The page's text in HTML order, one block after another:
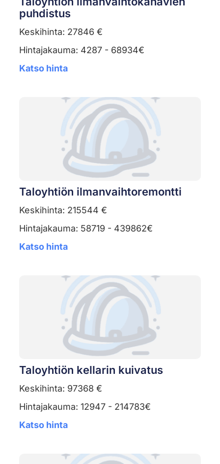
puhdistus
Keskihinta: 27846 €
Hintajakauma: 4287 - 68934€
Katso hinta
Taloyhtiön ilmanvaihtoremontti
Keskihinta: 215544 €
Hintajakauma: 58719 - 439862€
Katso hinta
Taloyhtiön kellarin kuivatus
Keskihinta: 97368 €
Hintajakauma: 12947 - 214783€
Katso hinta